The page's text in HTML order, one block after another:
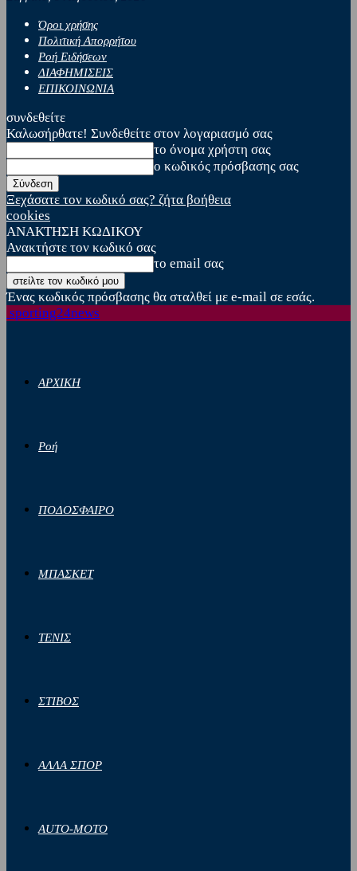
Όροι χρήσης
Πολιτική Απορρήτου
Ροή Ειδήσεων
ΔΙΑΦΗΜΙΣΕΙΣ
ΕΠΙΚΟΙΝΩΝΙΑ
συνδεθείτε
Καλωσήρθατε! Συνδεθείτε στον λογαριασμό σας
το όνομα χρήστη σας
ο κωδικός πρόσβασης σας
Ξεχάσατε τον κωδικό σας? ζήτα βοήθεια
cookies
ΑΝΑΚΤΗΣΗ ΚΩΔΙΚΟΥ
Ανακτήστε τον κωδικό σας
το email σας
Ένας κωδικός πρόσβασης θα σταλθεί με e-mail σε εσάς.
sporting24news
ΑΡΧΙΚΗ
Ροή
ΠΟΔΟΣΦΑΙΡΟ
ΜΠΑΣΚΕΤ
ΤΕΝΙΣ
ΣΤΙΒΟΣ
ΑΛΛΑ ΣΠΟΡ
AUTO-MOTO